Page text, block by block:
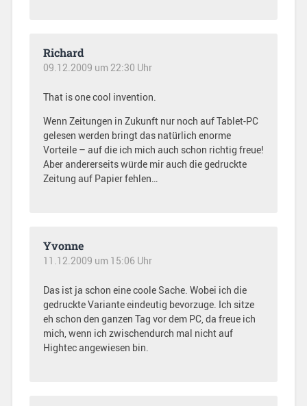
Richard
09.12.2009 um 22:30 Uhr
That is one cool invention.
Wenn Zeitungen in Zukunft nur noch auf Tablet-PC
gelesen werden bringt das natürlich enorme
Vorteile – auf die ich mich auch schon richtig freue!
Aber andererseits würde mir auch die gedruckte
Zeitung auf Papier fehlen…
Yvonne
11.12.2009 um 15:06 Uhr
Das ist ja schon eine coole Sache. Wobei ich die
gedruckte Variante eindeutig bevorzuge. Ich sitze
eh schon den ganzen Tag vor dem PC, da freue ich
mich, wenn ich zwischendurch mal nicht auf
Hightec angewiesen bin.